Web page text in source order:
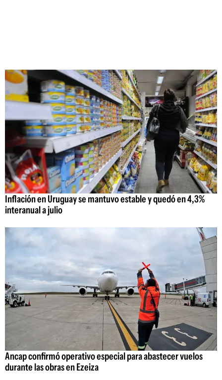
Inflación en Uruguay se mantuvo estable y quedó en 4,3%
interanual a julio
Ancap confirmó operativo especial para abastecer vuelos
durante las obras en Ezeiza